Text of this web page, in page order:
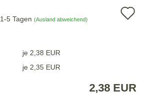
1-5 Tagen (Ausland abweichend)
je 2,38 EUR
je 2,35 EUR
2,38 EUR